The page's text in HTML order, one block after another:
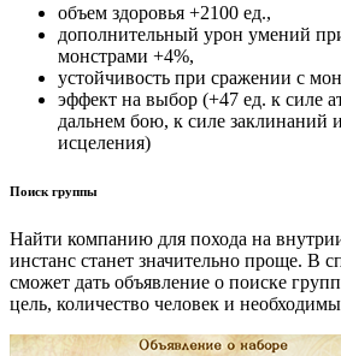
объем здоровья +2100 ед.,
дополнительный урон умений
монстрами +4%,
устойчивость при сражении с
эффект на выбор (+47 ед. к силе
дальнем бою, к силе заклинаний
исцеления)
Поиск группы
Найти компанию для похода на
инстанс станет значительно проще. В
сможет дать объявление о поиске
цель, количество человек и